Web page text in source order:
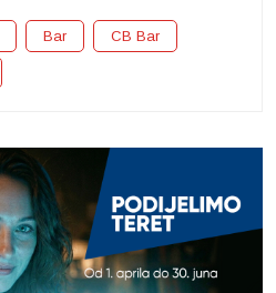
Bar CB Bar